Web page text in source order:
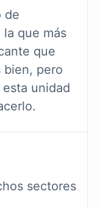
de
que más
que
bien, pero
unidad
sectores